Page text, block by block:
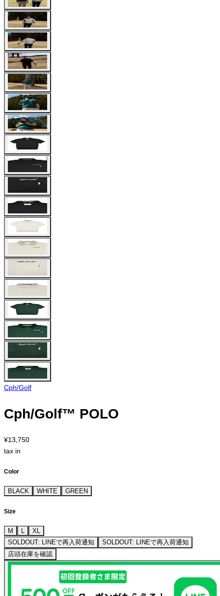
Cph/Golf
Cph/Golf™︎ POLO
¥13,750
tax in
Color
BLACK WHITE GREEN
Size
M L
XL
SOLDOUT: LINEで再入荷通知
SOLDOUT: LINEで再入荷通知
店頭在庫を確認